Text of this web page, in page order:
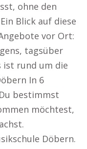
ohne den
Blick auf diese
vor Ort:
tagsüber
ist rund um die
In 6
bestimmst
möchtest,
Döbern.